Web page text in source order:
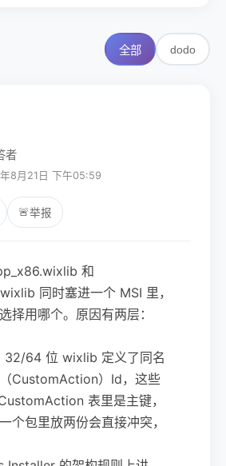
全部 dodo
者
8月21日 下午05:59
🚨举报
和
同时塞进一个 MSI 里，
择用哪个。原因有两层：
32/64 位 wixlib 定义了同名
CustomAction）Id，这些
表里是主键，
个包里放两份会直接冲突，